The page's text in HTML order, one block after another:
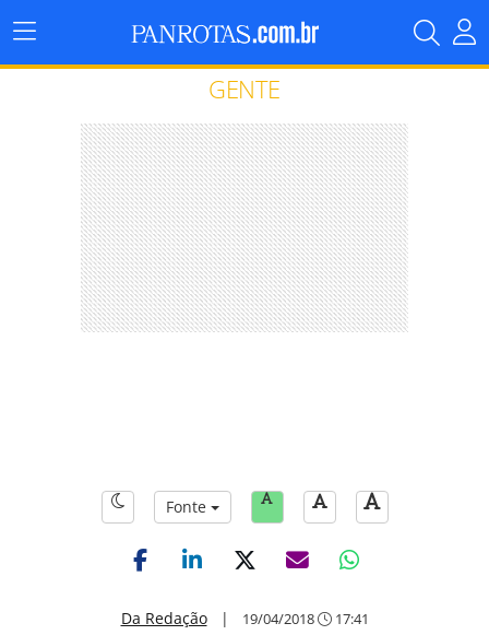
Menu
Principal
GENTE
Fonte
Da Redação| 19/04/2018 17:41